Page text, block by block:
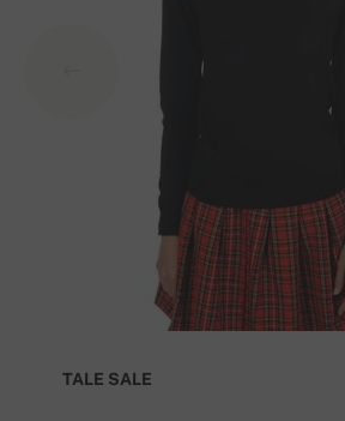
TALE SALE